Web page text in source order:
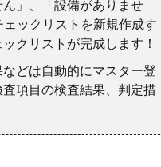
」、「設備がありませ
ックリストを新規作成す
クリストが完成します！
どは自動的にマスター登
項目の検査結果、判定措